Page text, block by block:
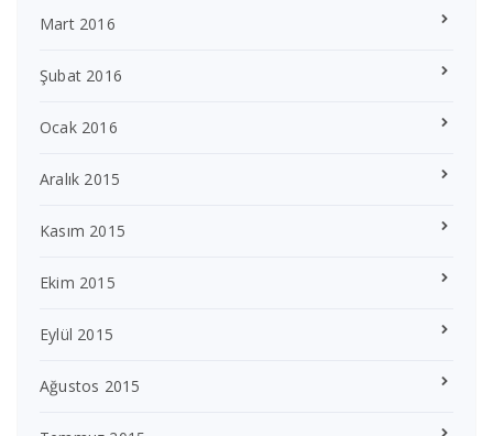
Mart 2016
Şubat 2016
Ocak 2016
Aralık 2015
Kasım 2015
Ekim 2015
Eylül 2015
Ağustos 2015